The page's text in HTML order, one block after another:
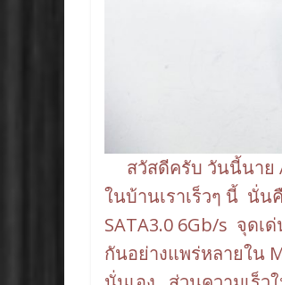
สวัสดีครับ วันนี้นาย
ในบ้านเราเร็วๆ นี้ นั่น
SATA3.0 6Gb/s จุดเ
กันอย่างแพร่หลายใน